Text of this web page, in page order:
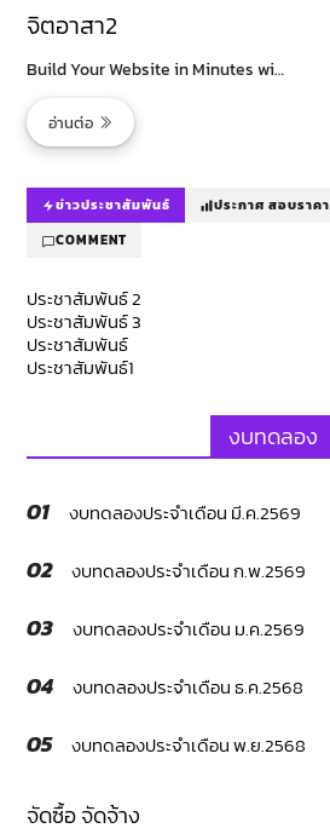
จิตอาสา2
Build Your Website in Minutes wi…
อ่านต่อ
ข่าวประชาสัมพันธ์ ประกาศ สอบราคา
COMMENT
ประชาสัมพันธ์ 2
ประชาสัมพันธ์ 3
ประชาสัมพันธ์
ประชาสัมพันธ์1
งบทดลอง
01 งบทดลองประจำเดือน มี.ค.2569
02 งบทดลองประจำเดือน ก.พ.2569
03 งบทดลองประจำเดือน ม.ค.2569
04 งบทดลองประจำเดือน ธ.ค.2568
05 งบทดลองประจำเดือน พ.ย.2568
จัดซื้อ จัดจ้าง